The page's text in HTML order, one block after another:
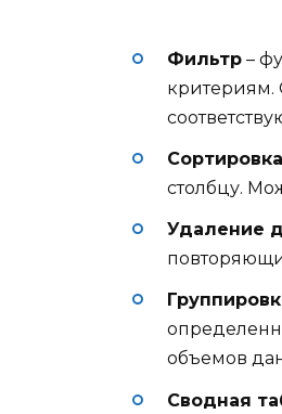
Фильтр –
критериям.
Сортировка
столбцу.
Удаление
объемов
Сводная